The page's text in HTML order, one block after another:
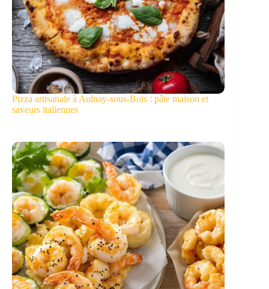
Pizza artisanale à Aulnay-sous-Bois : pâte maison et
saveurs italiennes